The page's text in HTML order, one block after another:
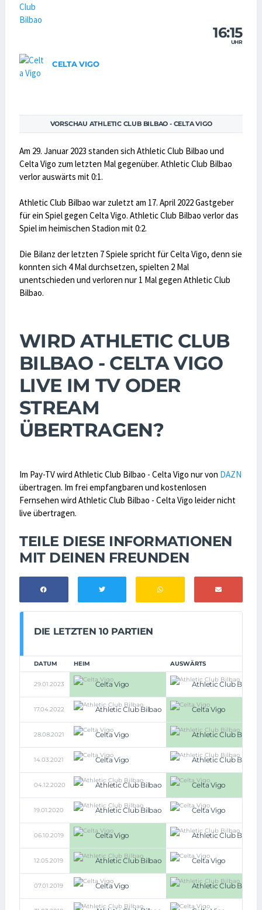
16:15
UHR
CELTA VIGO
VORSCHAU ATHLETIC CLUB BILBAO - CELTA VIGO
Am 29. Januar 2023 standen sich Athletic Club Bilbao und
Celta Vigo zum letzten Mal gegenüber. Athletic Club Bilbao
verlor auswärts mit 0:1.
Athletic Club Bilbao war zuletzt am 17. April 2022 Gastgeber
für ein Spiel gegen Celta Vigo. Athletic Club Bilbao verlor das
Spiel im heimischen Stadion mit 0:2.
Die Bilanz der letzten 7 Spiele spricht für Celta Vigo, denn sie
konnten sich 4 Mal durchsetzen, spielten 2 Mal
unentschieden und verloren nur 1 Mal gegen Athletic Club
Bilbao.
WIRD ATHLETIC CLUB
BILBAO - CELTA VIGO
LIVE IM TV ODER
STREAM
ÜBERTRAGEN?
Im Pay-TV wird Athletic Club Bilbao - Celta Vigo nur von DAZN
übertragen. Im frei empfangbaren und kostenlosen
Fernsehen wird Athletic Club Bilbao - Celta Vigo leider nicht
live übertragen.
TEILE DIESE INFORMATIONEN
MIT DEINEN FREUNDEN
DIE LETZTEN 10 PARTIEN
DATUM HEIM AUSWÄRTS
29.01.2023 Celta Vigo Athletic Club Bilbao
17.04.2022 Athletic Club Bilbao Celta Vigo
28.08.2021 Celta Vigo Athletic Club Bilbao
14.03.2021 Celta Vigo Athletic Club Bilbao
04.12.2020 Athletic Club Bilbao Celta Vigo
19.01.2020 Athletic Club Bilbao Celta Vigo
06.10.2019 Celta Vigo Athletic Club Bilbao
12.05.2019 Athletic Club Bilbao Celta Vigo
07.01.2019 Celta Vigo Athletic Club Bilbao